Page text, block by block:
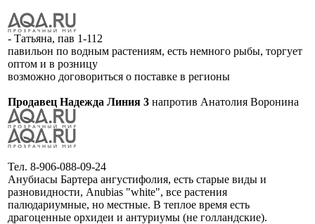
- Татьяна, пав 1-112
павильон по водным растениям, есть немного рыбы, торгует
оптом и в розницу
возможно договориться о поставке в регионы
Продавец Надежда Линия 3 напротив Анатолия Воронина
Тел. 8-906-088-09-24
Анубиасы Бартера ангустифолия, есть старые виды и
разновидности, Anubias "white", все растения
палюдариумные, но местные. В теплое время есть
драгоценные орхидеи и антуриумы (не голландские).